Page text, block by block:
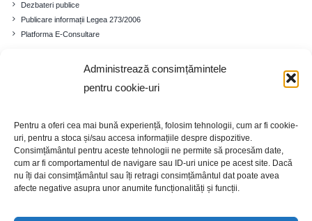
Administrează consimțămintele
pentru cookie-uri
Pentru a oferi cea mai bună experiență, folosim tehnologii, cum ar fi cookie-
uri, pentru a stoca și/sau accesa informațiile despre dispozitive.
Consimțământul pentru aceste tehnologii ne permite să procesăm date,
cum ar fi comportamentul de navigare sau ID-uri unice pe acest site. Dacă
nu îți dai consimțământul sau îți retragi consimțământul dat poate avea
afecte negative asupra unor anumite funcționalități și funcții.
Dezbateri publice
Publicare informații Legea 273/2006
Platforma E-Consultare
Cadrul demografic
Educație
Economia
Turism
Galerie foto